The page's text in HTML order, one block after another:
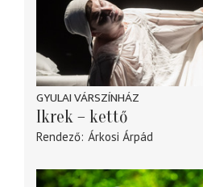
GYULAI VÁRSZÍNHÁZ
Ikrek – kettő
Rendező Árkosi Árpád